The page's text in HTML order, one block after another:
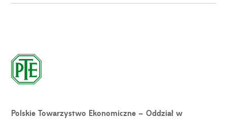
Polskie Towarzystwo Ekonomiczne – Oddział w